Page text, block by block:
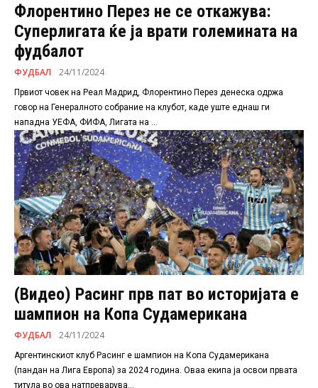
Флорентино Перез не се откажува:
Суперлигата ќе ја врати големината на
фудбалот
ФУДБАЛ 24/11/2024
Првиот човек на Реал Мадрид, Флорентино Перез денеска одржа
говор на Генералното собрание на клубот, каде уште еднаш ги
нападна УЕФА, ФИФА, Лигата на ...
(Видео) Расинг прв пат во историјата е
шампион на Копа Судамерикана
ФУДБАЛ 24/11/2024
Аргентинскиот клуб Расинг е шампион на Копа Судамерикана
(пандан на Лига Европа) за 2024 година. Оваа екипа ја освои првата
титула во ова натпреварува...